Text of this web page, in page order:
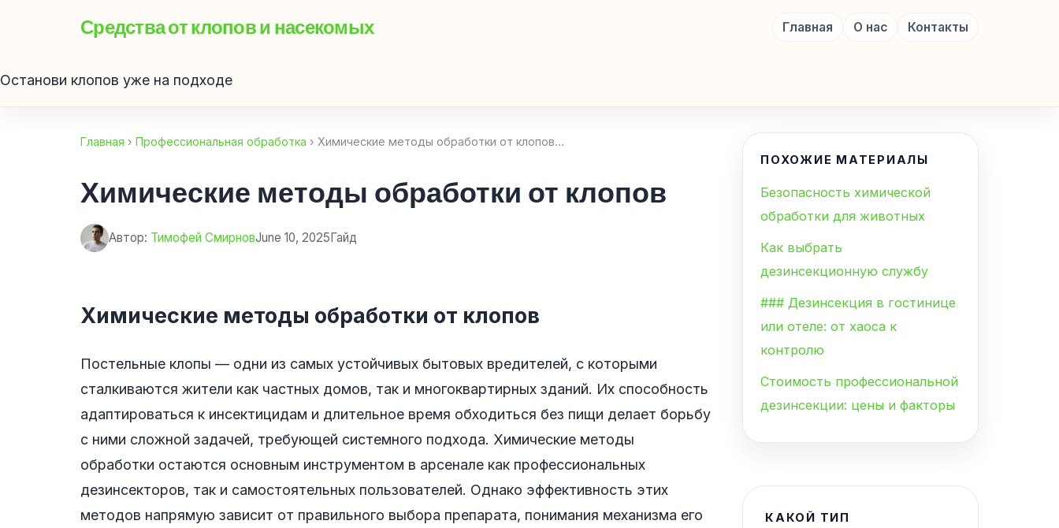
Средства от клопов и насекомых Главная О нас Контакты
Останови клопов уже на подходе
Главная › Профессиональная обработка › Химические методы обработки от клопов…
Химические методы обработки от клопов
Автор: Тимофей СмирновJune 10, 2025Гайд
Химические методы обработки от клопов
Постельные клопы — одни из самых устойчивых бытовых вредителей, с которыми
сталкиваются жители как частных домов, так и многоквартирных зданий. Их способность
адаптироваться к инсектицидам и длительное время обходиться без пищи делает борьбу
с ними сложной задачей, требующей системного подхода. Химические методы
обработки остаются основным инструментом в арсенале как профессиональных
дезинсекторов, так и самостоятельных пользователей. Однако эффективность этих
методов напрямую зависит от правильного выбора препарата, понимания механизма его
ПОХОЖИЕ МАТЕРИАЛЫ
Безопасность химической
обработки для животных
Как выбрать
дезинсекционную службу
### Дезинсекция в гостинице
или отеле: от хаоса к
контролю
Стоимость профессиональной
дезинсекции: цены и факторы
КАКОЙ ТИП